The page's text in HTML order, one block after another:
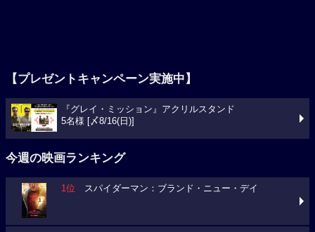
【プレゼントキャンペーン実施中】
『グレイ・ミッション』アクリルスタンド
5名様 [〆8/16(日)]
今週の映画ランキング
1位 スパイダーマン：ブランド・ニュー・デイ